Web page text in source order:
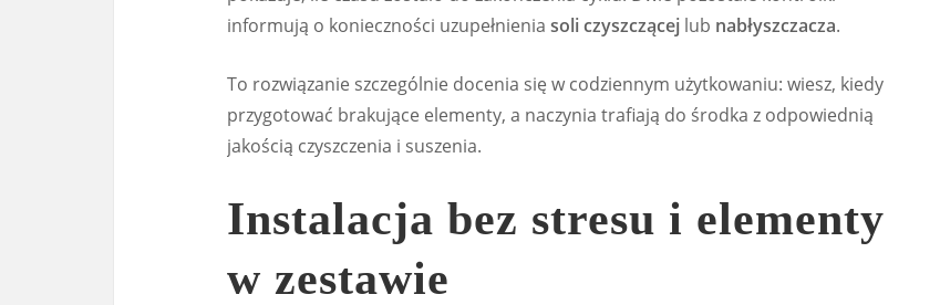
informują o konieczności uzupełnienia soli czyszczącej lub nabłyszczacza.
To rozwiązanie szczególnie docenia się w codziennym użytkowaniu: wiesz, kiedy
przygotować brakujące elementy, a naczynia trafiają do środka z odpowiednią
jakością czyszczenia i suszenia.
Instalacja bez stresu i elementy
w zestawie